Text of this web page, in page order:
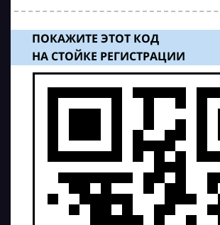
ПОКАЖИТЕ ЭТОТ КОД
НА СТОЙКЕ РЕГИСТРАЦИИ